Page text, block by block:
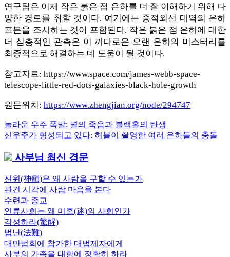
연구팀은 이제 작은 붉은 점 은하를 더 잘 이해하기 위해 다
양한 경로를 취할 것이다. 여기에는 중적외선 대역의 은하
표본을 조사하는 것이 포함된다. 작은 붉은 점 은하에 대한
더 심층적인 관측은 이 까다로운 오랜 은하의 미스터리를
최종적으로 해결하는 데 도움이 될 것이다.
참고자료: https://www.space.com/james-webb-space-
telescope-little-red-dots-galaxies-black-hole-growth
원문위치: https://www.zhengjian.org/node/294747
글
비
게
이
션
Previous
Post:
놀라운 우주 폭발: 별의 죽음과 블랙홀의 탄생
Next
신우주가 형성되고 있다: 허블이 촬영한 여러 은하들의 충돌
사부님 최신 경문
션윈(神韻)은 왜 사람을 구할 수 있는가
관건 시각에 사람 마음을 본다
수련과 종교
인류사회는 왜 미혹(迷)의 사회인가
각성하라(驚醒)
법난(法難)
대만법회에 참가한 대법제자에게
사부의 가족을 대함에 정확히 하라